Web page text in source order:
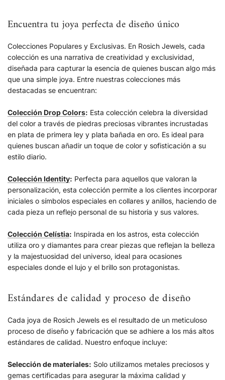
Encuentra tu joya perfecta de diseño único
Colecciones Populares y Exclusivas. En Rosich Jewels, cada
colección es una narrativa de creatividad y exclusividad,
diseñada para capturar la esencia de quienes buscan algo más
que una simple joya. Entre nuestras colecciones más
destacadas se encuentran:
Colección Drop Colors: Esta colección celebra la diversidad
del color a través de piedras preciosas vibrantes incrustadas
en plata de primera ley y plata bañada en oro. Es ideal para
quienes buscan añadir un toque de color y sofisticación a su
estilo diario.
Colección Identity: Perfecta para aquellos que valoran la
personalización, esta colección permite a los clientes incorporar
iniciales o símbolos especiales en collares y anillos, haciendo de
cada pieza un reflejo personal de su historia y sus valores.
Colección Celístia: Inspirada en los astros, esta colección
utiliza oro y diamantes para crear piezas que reflejan la belleza
y la majestuosidad del universo, ideal para ocasiones
especiales donde el lujo y el brillo son protagonistas.
Estándares de calidad y proceso de diseño
Cada joya de Rosich Jewels es el resultado de un meticuloso
proceso de diseño y fabricación que se adhiere a los más altos
estándares de calidad. Nuestro enfoque incluye:
Selección de materiales: Solo utilizamos metales preciosos y
gemas certificadas para asegurar la máxima calidad y